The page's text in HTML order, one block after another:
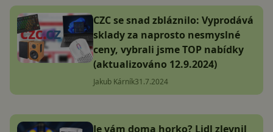
CZC se snad zbláznilo: Vyprodává
sklady za naprosto nesmyslné
ceny, vybrali jsme TOP nabídky
(aktualizováno 12.9.2024)
Jakub Kárník31.7.2024
Je vám doma horko? Lidl zlevnil